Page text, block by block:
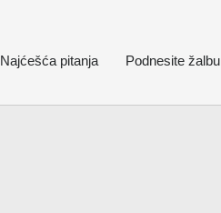
Najćešća pitanja Podnesite žalbu